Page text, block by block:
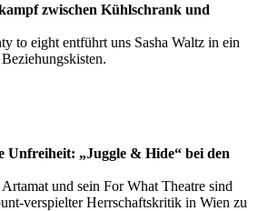
zwischen Kühlschrank und
to eight entführt uns Sasha Waltz in ein
Unfreiheit: „Juggle & Hide“ bei den
und sein For What Theatre sind
verspielter Herrschaftskritik in Wien zu